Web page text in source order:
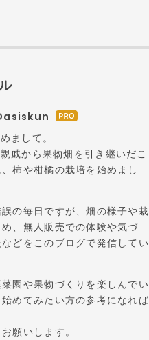
は
な
ブ
Pro
まして。
戚から果物畑を引き継いだこ
柿や柑橘の栽培を始めまし
の毎日ですが、畑の様子や栽
、無人販売での体験や気づ
どをこのブログで発信してい
園や果物づくりを楽しんでい
めてみたい方の参考になれば
願いします。